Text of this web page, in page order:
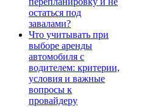
остаться под
завалами?
Что учитывать при
выборе аренды
автомобиля с
водителем: критерии,
условия и важные
вопросы к
провайдеру